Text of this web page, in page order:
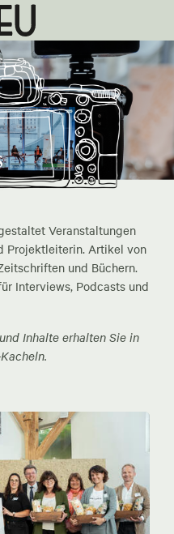
Veranstaltungen
Projektleiterin. Artikel von
und Büchern.
Interviews, Podcasts und
Inhalte erhalten Sie in